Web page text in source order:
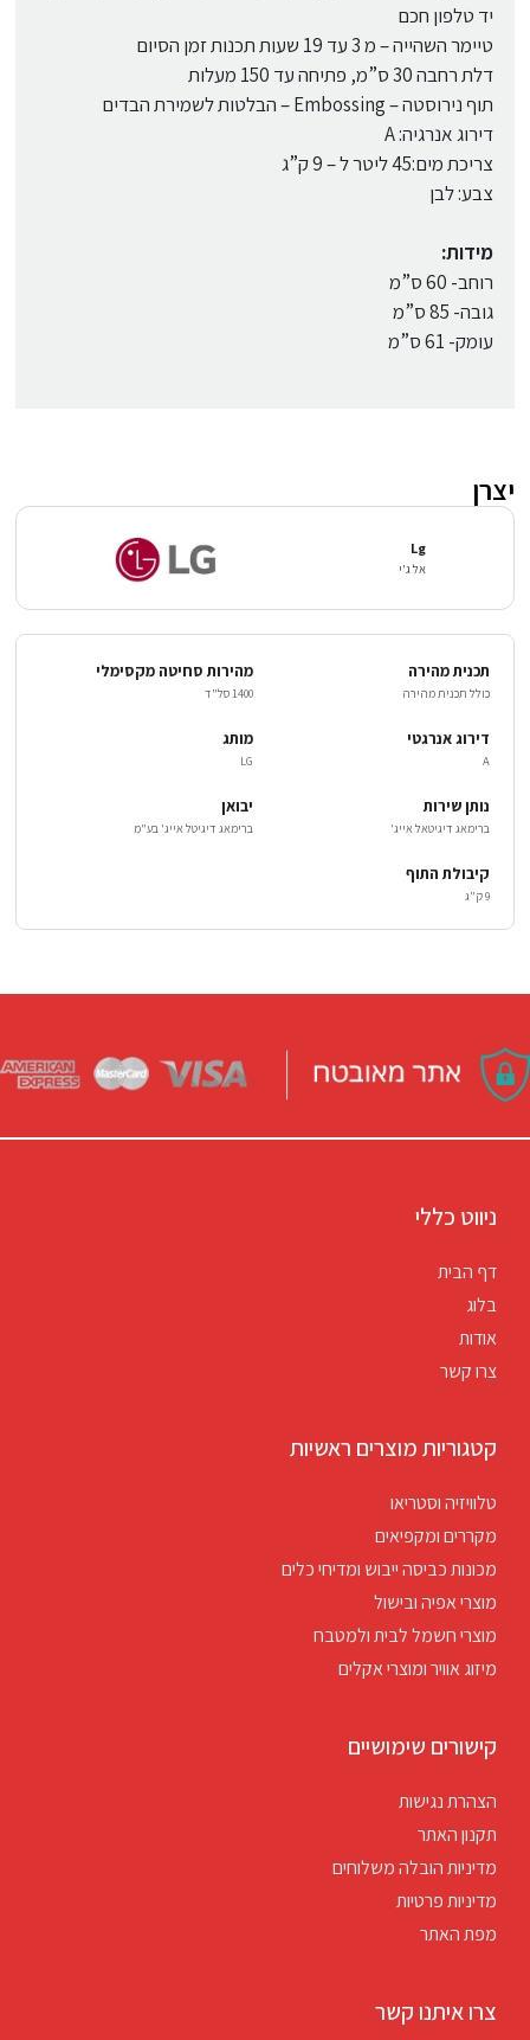
יד טלפון חכם
טיימר השהייה – מ 3 עד 19 שעות תכנות זמן הסיום
דלת רחבה 30 ס”מ, פתיחה עד 150 מעלות
תוף נירוסטה – Embossing – הבלטות לשמירת הבדים
דירוג אנרגיה: A
צריכת מים:45 ליטר ל – 9 ק”ג
צבע: לבן
מידות:
רוחב- 60 ס”מ
גובה- 85 ס”מ
עומק- 61 ס”מ
יצרן
Lg
אל ג'י
תכנית מהירה
כולל תכנית מהירה
מהירות סחיטה מקסימלי
1400 סל"ד
דירוג אנרגטי
A
מותג
LG
נותן שירות
ברימאג דיגיטאל אייג'
יבואן
ברימאג דיגיטל אייג' בע"מ
קיבולת התוף
9 ק"ג
ניווט כללי
דף הבית
בלוג
אודות
צרו קשר
קטגוריות מוצרים ראשיות
טלוויזיה וסטריאו
מקררים ומקפיאים
מכונות כביסה ייבוש ומדיחי כלים
מוצרי אפיה ובישול
מוצרי חשמל לבית ולמטבח
מיזוג אוויר ומוצרי אקלים
קישורים שימושיים
הצהרת נגישות
תקנון האתר
מדיניות הובלה משלוחים
מדיניות פרטיות
מפת האתר
צרו איתנו קשר